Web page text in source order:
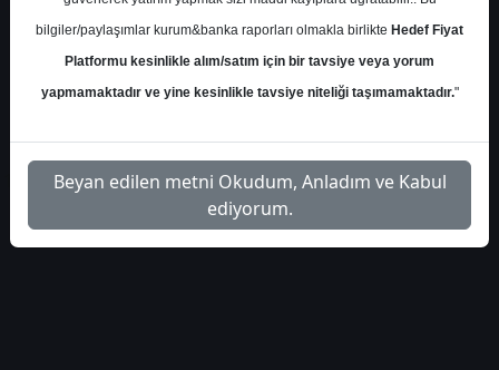
İndir
bilgiler/paylaşımlar kurum&banka raporları olmakla birlikte Hedef Fiyat
Platformu kesinlikle alım/satım için bir tavsiye veya yorum
yapmamaktadır ve yine kesinlikle tavsiye niteliği taşımamaktadır."
Beyan edilen metni Okudum, Anladım ve Kabul
ediyorum.